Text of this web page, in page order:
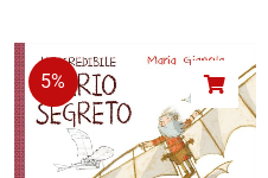
5%